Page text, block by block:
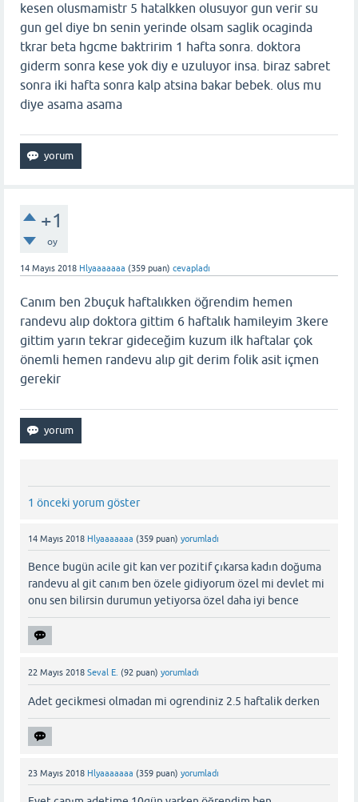
kesen olusmamistr 5 hatalkken olusuyor gun verir su
gun gel diye bn senin yerinde olsam saglik ocaginda
tkrar beta hgcme baktririm 1 hafta sonra. doktora
giderm sonra kese yok diy e uzuluyor insa. biraz sabret
sonra iki hafta sonra kalp atsina bakar bebek. olus mu
diye asama asama
+1
oy
14 Mayıs 2018 Hlyaaaaaaa (359 puan) cevapladı
Canım ben 2buçuk haftalıkken öğrendim hemen
randevu alıp doktora gittim 6 haftalık hamileyim 3kere
gittim yarın tekrar gideceğim kuzum ilk haftalar çok
önemli hemen randevu alıp git derim folik asit içmen
gerekir
1 önceki yorum göster
14 Mayıs 2018 Hlyaaaaaaa (359 puan) yorumladı
Bence bugün acile git kan ver pozitif çıkarsa kadın doğuma
randevu al git canım ben özele gidiyorum özel mi devlet mi
onu sen bilirsin durumun yetiyorsa özel daha iyi bence
22 Mayıs 2018 Seval E. (92 puan) yorumladı
Adet gecikmesi olmadan mi ogrendiniz 2.5 haftalik derken
23 Mayıs 2018 Hlyaaaaaaa (359 puan) yorumladı